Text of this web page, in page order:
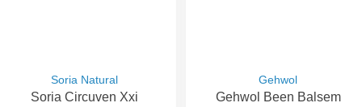
Soria Natural
Soria Circuven Xxi
Gehwol
Gehwol Been Balsem